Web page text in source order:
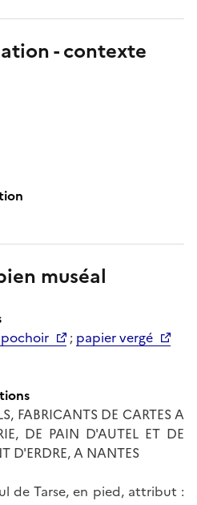
- contexte
muséal
; papier vergé
FABRICANTS DE CARTES A
DE PAIN D'AUTEL ET DE
D'ERDRE, A NANTES
de Tarse, en pied, attribut :